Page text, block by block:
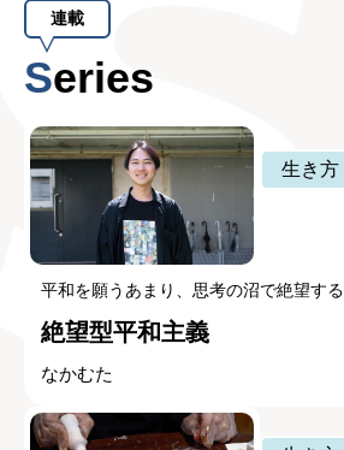
連載
Series
生き方
平和を願うあまり、思考の沼で絶望する
絶望型平和主義
なかむた